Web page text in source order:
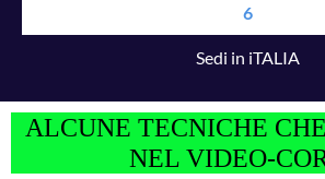
6
Sedi in iTALIA
ALCUNE TECNICHE
NEL VIDEO-